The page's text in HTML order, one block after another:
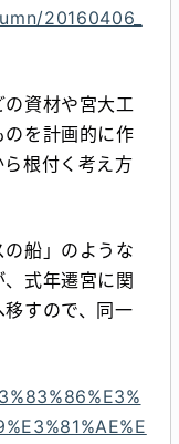
20160406_
資材や宮大工
を計画的に作
根付く考え方
船」のような
式年遷宮に関
すので、同一